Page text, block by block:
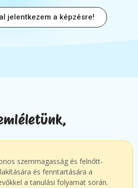
jelentkezem a képzésre!
szemmagasság és felnőtt-
és fenntartására a
a tanulási folyamat során.